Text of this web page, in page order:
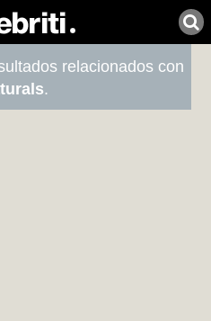
relacionados con
.